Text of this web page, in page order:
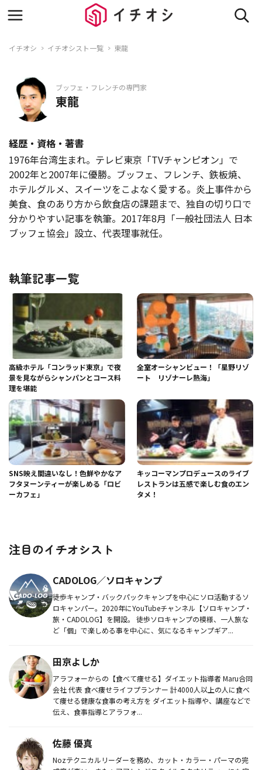
イチオシ イチオシスト一覧 東龍
ブッフェ・フレンチの専門家
東龍
経歴・資格・著書
1976年台湾生まれ。テレビ東京「TVチャンピオン」で
2002年と2007年に優勝。ブッフェ、フレンチ、鉄板焼、
ホテルグルメ、スイーツをこよなく愛する。炎上事件から
美食、食のあり方から飲食店の課題まで、独自の切り口で
分かりやすい記事を執筆。2017年8月「一般社団法人 日本
ブッフェ協会」設立、代表理事就任。
執筆記事一覧
高級ホテル「コンラッド東京」で夜
景を見ながらシャンパンとコース料
理を堪能
全室オーシャンビュー！「星野リゾ
ート リゾナーレ熱海」
SNS映え間違いなし！色鮮やかなア
フタヌーンティーが楽しめる「ロビ
ーカフェ」
キッコーマンプロデュースのライブ
レストランは五感で楽しむ食のエン
タメ！
注目のイチオシスト
CADOLOG／ソロキャンプ
徒歩キャンプ・バックパックキャンプを中心にソロ活動するソ
ロキャンパー。2020年にYouTubeチャンネル【ソロキャンプ・
旅・CADOLOG】を開設。 徒歩ソロキャンプの模様、一人旅な
ど「個」で楽しめる事を中心に、気になるキャンプギア...
田京よしか
アラフォーからの【食べて痩せる】ダイエット指導者 Maru合同
会社 代表 食べ痩せライフプランナー 計4000人以上の人に食べ
て痩せる健康な食事の考え方を ダイエット指導や、講座などで
伝え、食事指導とアラフォ...
佐藤 優真
Nozテクニカルリーダーを務め、カット・カラー・パーマの完